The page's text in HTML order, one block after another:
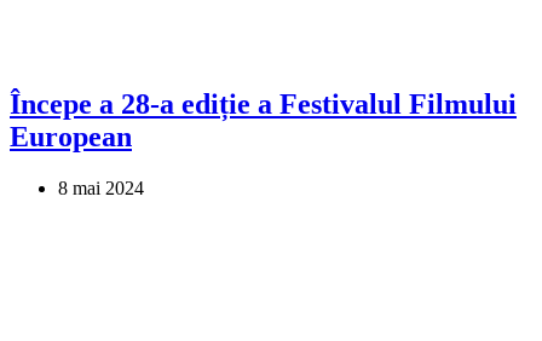
Începe a 28-a ediție a Festivalul Filmului
European
8 mai 2024